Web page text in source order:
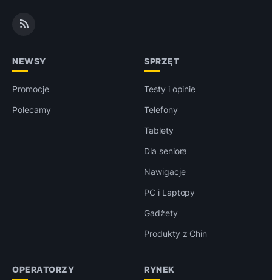
NEWSY
Promocje
Polecamy
SPRZĘT
Testy i opinie
Telefony
Tablety
Dla seniora
Nawigacje
PC i Laptopy
Gadżety
Produkty z Chin
OPERATORZY RYNEK